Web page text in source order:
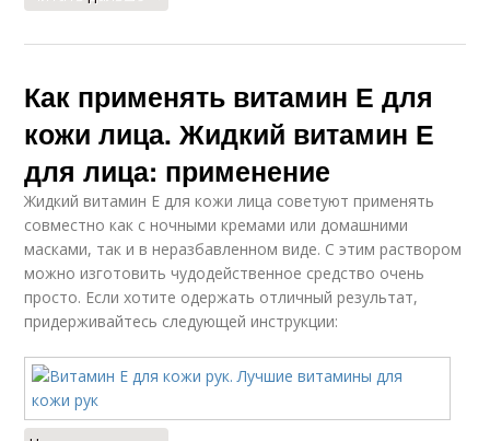
Как применять витамин Е для
кожи лица. Жидкий витамин Е
для лица: применение
Жидкий витамин Е для кожи лица советуют применять
совместно как с ночными кремами или домашними
масками, так и в неразбавленном виде. С этим раствором
можно изготовить чудодейственное средство очень
просто. Если хотите одержать отличный результат,
придерживайтесь следующей инструкции: